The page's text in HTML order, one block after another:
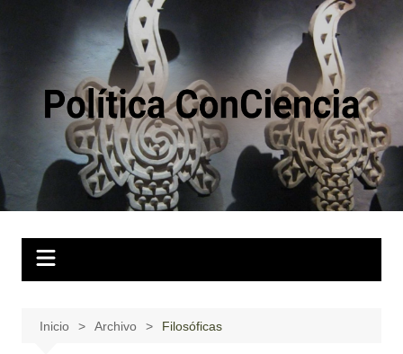
Inicio Archivo Filosóficas